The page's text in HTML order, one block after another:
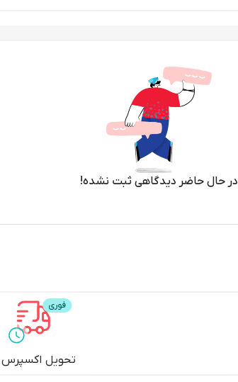
در حال حاضر دیدگاهی ثبت نشده!
تحویل اکسپرس